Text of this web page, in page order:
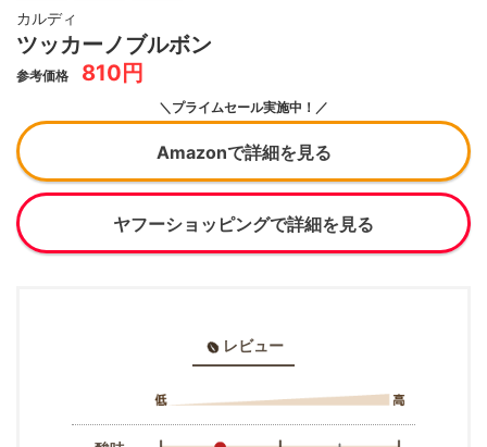
カルディ
ツッカーノブルボン
参考価格 810円
＼プライムセール実施中！／
Amazonで詳細を見る
ヤフーショッピングで詳細を見る
レビュー